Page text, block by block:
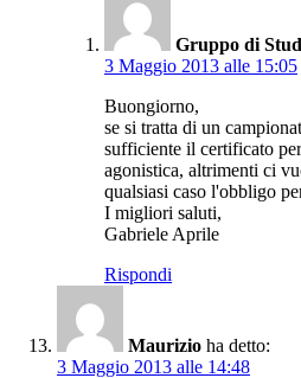
Gruppo di
3 Maggio 2013 alle 15:05
Buongiorno,
se si tratta di un
sufficiente il certificato
agonistica, altrimenti ci
qualsiasi caso l'obbligo
I migliori saluti,
Gabriele Aprile
Rispondi
Maurizio ha detto:
3 Maggio 2013 alle 14:48